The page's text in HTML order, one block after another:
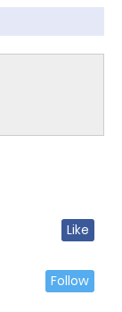
Like
Follow